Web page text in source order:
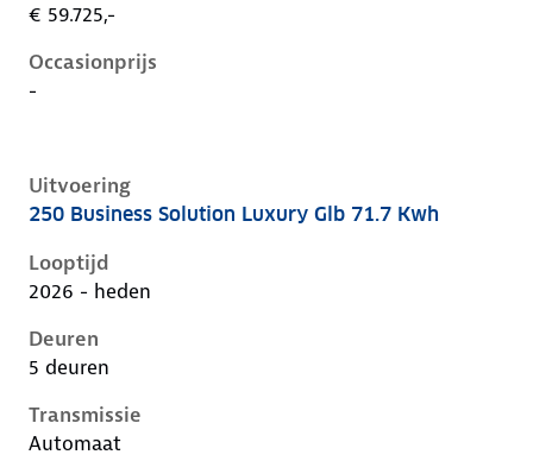
€ 59.725,-
Occasionprijs
-
Uitvoering
Mercedes Glb-Klasse ii-x248, glb 71.7 kwh, 200 kW,
250 Business Solution Luxury Glb 71.7 Kwh
Looptijd
2026 - heden
Deuren
5 deuren
Transmissie
Automaat